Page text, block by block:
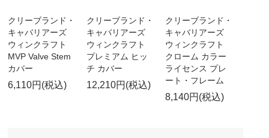
クリーブランド・
キャバリアーズ
ウィンクラフト
MVP Valve Stem
カバー
6,110円(税込)
クリーブランド・
キャバリアーズ
ウィンクラフト
プレミアム ヒッ
チ カバー
12,210円(税込)
クリーブランド・
キャバリアーズ
ウィンクラフト
クローム カラー
ライセンス プレ
ート・フレーム
8,140円(税込)